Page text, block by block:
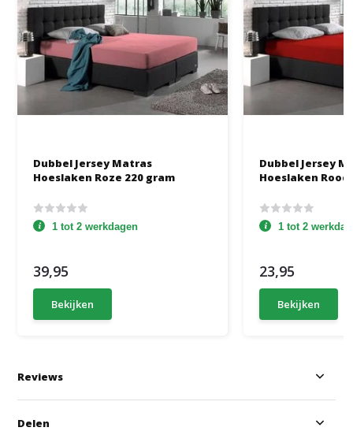
Dubbel Jersey Matras
Hoeslaken Roze 220 gram
1 tot 2 werkdagen
39,95
Bekijken
Dubbel Jersey
Hoeslaken Rood
1 tot 2
23,95
Bekijken
Reviews
Delen